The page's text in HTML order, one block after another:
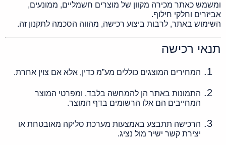
ומשמש כאתר מכירה מקוון של מוצרים חשמליים, ממונעים,
אביזרים וחלקי חילוף.
השימוש באתר, לרבות ביצוע רכישה, מהווה הסכמה לתקנון זה.
תנאי רכישה
המחירים המוצגים כוללים מע”מ כדין, אלא אם צוין אחרת.
התמונות באתר הן להמחשה בלבד, ומפרטי המוצר
המחייבים הם אלו הרשומים בדף המוצר.
הרכישה תתבצע באמצעות מערכת סליקה מאובטחת או
יצירת קשר ישיר מול נציג.